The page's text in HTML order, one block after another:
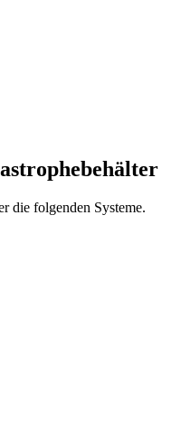
die folgenden Systeme.